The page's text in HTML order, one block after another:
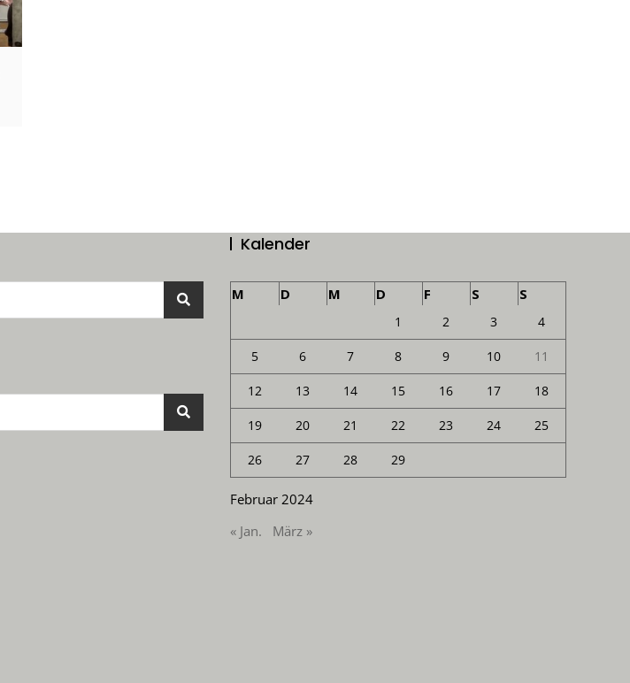
Kalender
Februar 2024
M D M D F S S
1 2 3 4
5 6 7 8 9 10 11
12 13 14 15 16 17 18
19 20 21 22 23 24 25
26 27 28 29
« Jan. März »